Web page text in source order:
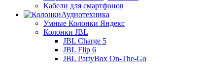
Кабели для смартфонов
Аудиотехника
Умные Колонки Яндекс
Колонки JBL
JBL Charge 5
JBL Flip 6
JBL PartyBox On-The-Go